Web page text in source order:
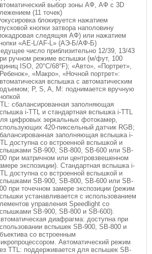
выбор зоны АФ, АФ с 3D
(11 точек)
блокируется нажатием
кнопки затвора наполовину
следящяя АФ) или нажатием
«AE-L/AF-L» (АЭ-Б/АФ-Б)
число приблизительно 12/39, 13/43
ручном режиме вспышки (м/фут, 100
ISO, 20°C/68°F); «Авто», «Портрет»,
«Макро», «Ночной портрет»:
вспышка с автоматическим
P, S, A, M: поднимается вручную
сбалансированная заполняющая
i-TTL и стандартная вспышка i-TTL
цифровых зеркальных фотокамер,
420-пиксельный датчик RGB;
заполняющая вспышка i-
доступна со встроенной вспышкой и
SB-900, SB-800, SB-600 или SB-
при матричном или центровзвешенном
экспозиции). Стандартная вспышка i-
доступна со встроенной вспышкой и
SB-900, SB-800, SB-600 или SB-
при точечном замере экспозиции (режим
устанавливается с использованием
управления Speedlight со
SB-900, SB-800 и SB-600).
диафрагма: доступна при
вспышек SB-900, SB-800 и
со встроенным
Автоматический режим
TTL: поддерживается для вспышек SB-